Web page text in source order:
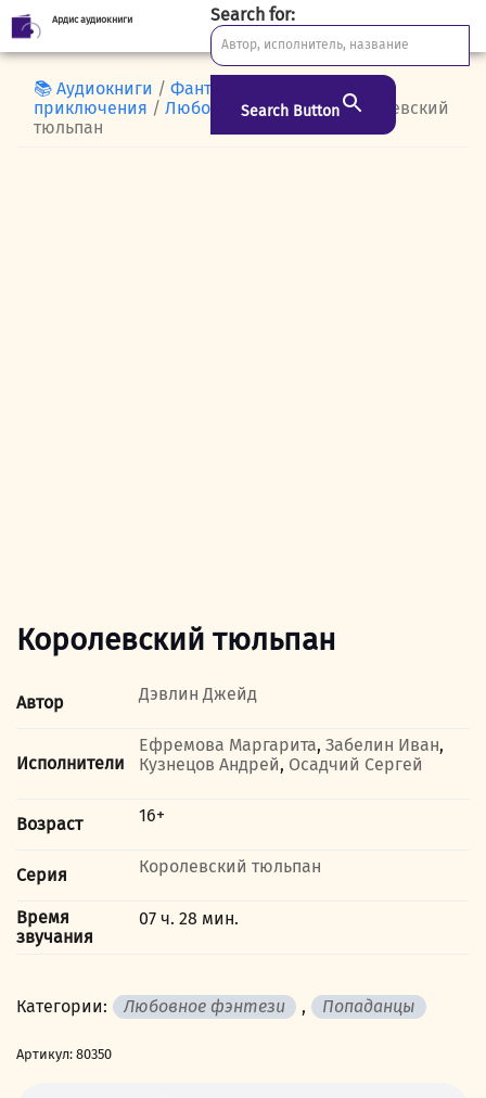
Skip
to
Ардис аудиокниги Search for:
Search Button
📚 Аудиокниги / Фантастика и
приключения / Любовное фэнтези/ Королевский
тюльпан
Королевский тюльпан
Автор Дэвлин Джейд
Исполнители
Ефремова Маргарита,Забелин Иван,
Кузнецов Андрей, Осадчий Сергей
Возраст 16+
Серия Королевский тюльпан
Время
звучания
07 ч. 28 мин.
Категории: Любовное фэнтези , Попаданцы
Артикул: 80350